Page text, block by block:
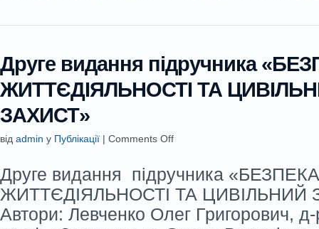
Друге видання підручника
ЖИТТЄДІЯЛЬНОСТІ ТА
ЗАХИСТ»
від admin у Публікації | Comments Off
Друге видання підручника «БЕЗПЕКА
ЖИТТЄДІЯЛЬНОСТІ ТА ЦИВІЛЬНИЙ
Автори: Левченко Олег Григорович, д-